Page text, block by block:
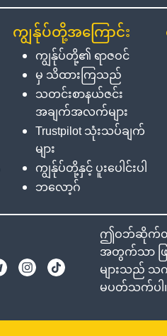
ကျွန်ုပ်တို့အကြောင်း
ကျွန်ုပ်တို့၏ ရာဇဝင်
မှ သိထားကြသည်
သတင်းစာနယ်ဇင်း
အချက်အလက်များ
Trustpilot သုံးသပ်ချက်
များ
ကျွန်ုပ်တို့နှင့် ပူးပေါင်းပါ
ဘလော့ဂ်
ဤဝဘ်ဆိုက်တွင်
အတွက်သာ ဖ
များသည် သ
မပတ်သက်ပါ